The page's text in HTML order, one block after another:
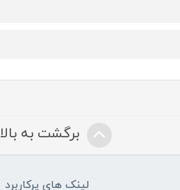
برگشت به بالا
لینک های پرکاربرد